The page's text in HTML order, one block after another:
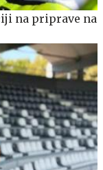
na priprave na